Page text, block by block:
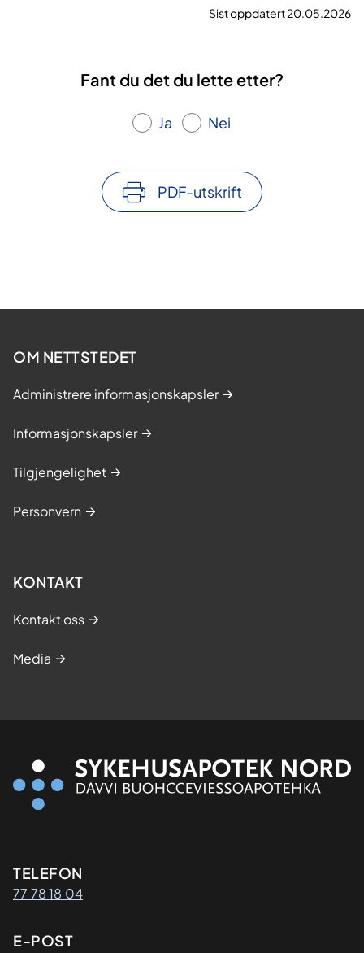
Sist oppdatert 20.05.2026
Fant du det du lette etter?
Ja Nei
PDF-utskrift
OM NETTSTEDET
Administrere informasjonskapsler
Informasjonskapsler
Tilgjengelighet
Personvern
KONTAKT
Kontakt oss
Media
Kontaktinformasjon
TELEFON
77 78 18 04
E-POST